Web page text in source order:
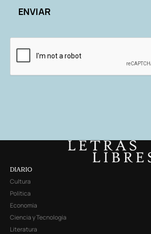
DIARIO
Cultura
Política
Economía
Ciencia y Tecnología
Literatura